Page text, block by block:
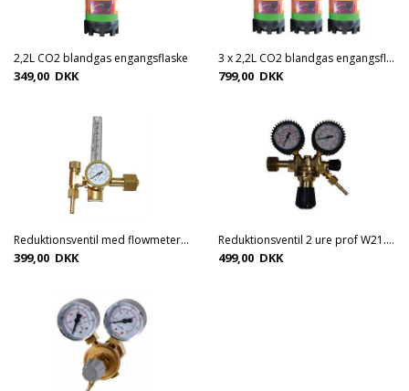
2,2L CO2 blandgas engangsflaske
349,00 DKK
3 x 2,2L CO2 blandgas engangsflaske
799,00 DKK
Reduktionsventil med flowmeter Argon og CO2 W21.8 x 1/14
399,00 DKK
Reduktionsventil 2 ure prof W21.8 x 1/14
499,00 DKK